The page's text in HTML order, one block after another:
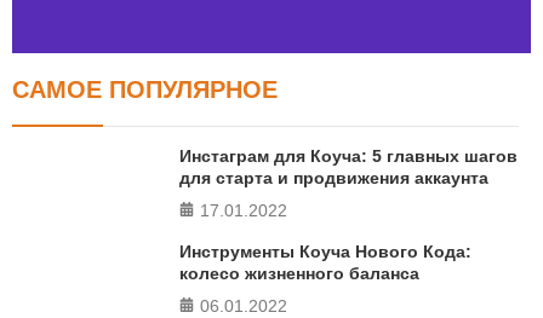
Тест FERMI
в 5 главных сферах
САМОЕ ПОПУЛЯРНОЕ
Инстаграм для Коуча: 5 главных шагов
для старта и продвижения аккаунта
17.01.2022
Инструменты Коуча Нового Кода:
колесо жизненного баланса
06.01.2022